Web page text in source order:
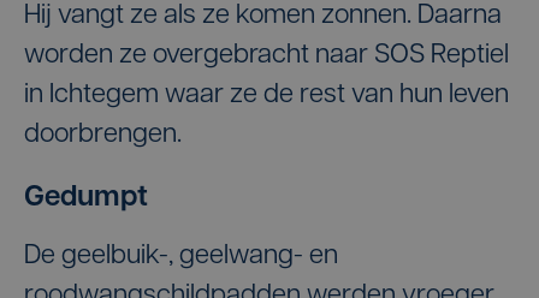
Hij vangt ze als ze komen zonnen. Daarna
worden ze overgebracht naar SOS Reptiel
in Ichtegem waar ze de rest van hun leven
doorbrengen.
Gedumpt
De geelbuik-, geelwang- en